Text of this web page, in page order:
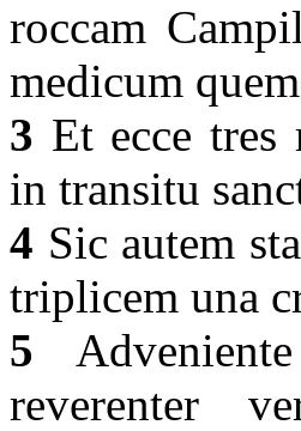
roccam
medicum
3 Et ecce tres
in transitu
4 Sic autem
triplicem una
5
reverenter